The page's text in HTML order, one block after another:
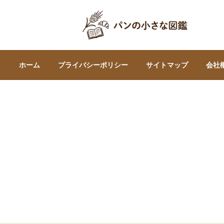
ホーム プライバシーポリシー サイトマップ 会社